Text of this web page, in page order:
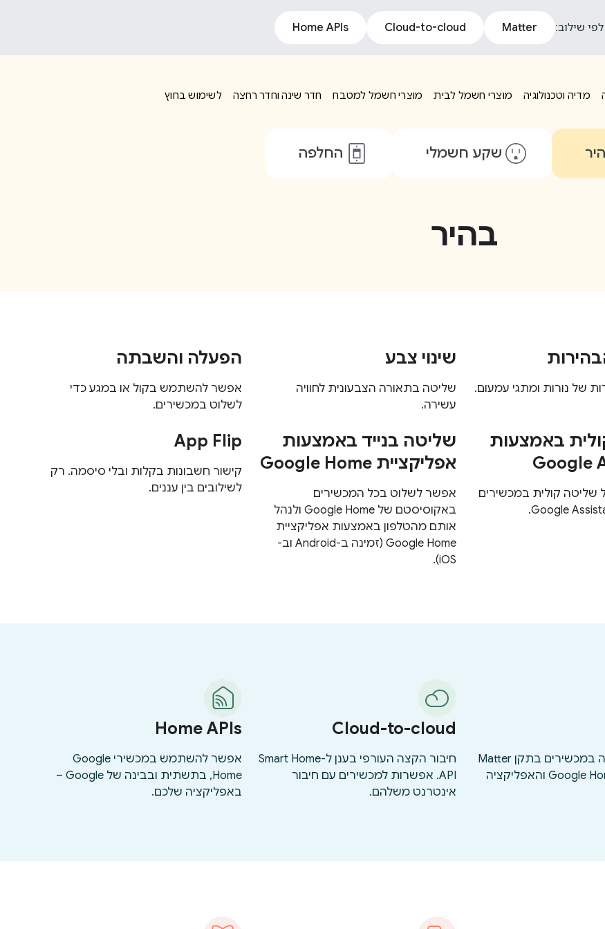
לפי שילוב: Matter
Cloud-to-cloud
Home APIs
מדיה וטכנולוגיה מוצרי חשמל לבית מוצרי חשמל למטבח חדר שינה וחדר רחצה לשימוש בחוץ
שקע חשמלי החלפה
בהיר
של נורות ומתגי עמעום.
שינוי צבע
שליטה בתאורה הצבעונית לחוויה
עשירה.
הפעלה והשבתה
אפשר להשתמש בקול או במגע כדי
לשלוט במכשירים.
באמצעות
Google
שליטה קולית במכשירים
שליטה בנייד באמצעות
אפליקציית Google Home
אפשר לשלוט בכל המכשירים
באקוסיסטם של Google Home ולנהל
אותם מהטלפון באמצעות אפליקציית
Google Home (זמינה ב-Android וב-
iOS).
App Flip
קישור חשבונות בקלות ובלי סיסמה. רק
לשילובים בין עננים.
הגדרה ושליטה במכשירים בתקן Matter
באמצעות Google Home והאפליקציה
Cloud-to-cloud
חיבור הקצה העורפי בענן ל-Smart Home
API. אפשרות למכשירים עם חיבור
אינטרנט משלהם.
Home APIs
אפשר להשתמש במכשירי Google
Home, בתשתית ובבינה של Google –
באפליקציה שלכם.